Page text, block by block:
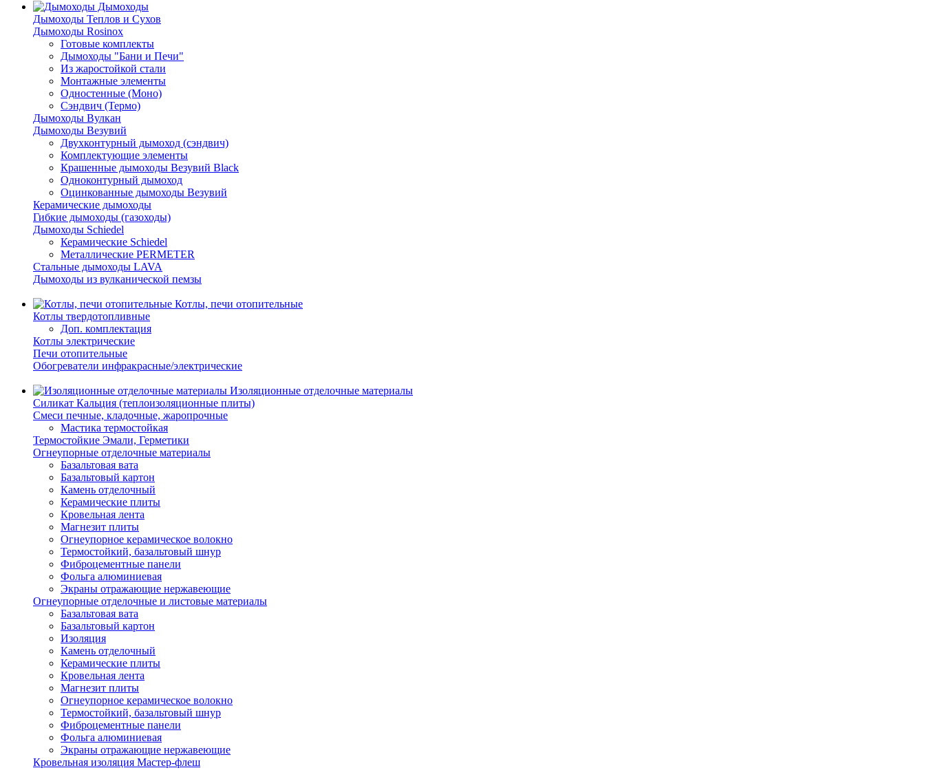
Дымоходы
Дымоходы Теплов и Сухов
Дымоходы Rosinox
Готовые комплекты
Дымоходы "Бани и Печи"
Из жаростойкой стали
Монтажные элементы
Одностенные (Моно)
Сэндвич (Термо)
Дымоходы Вулкан
Дымоходы Везувий
Двухконтурный дымоход (сэндвич)
Комплектующие элементы
Крашенные дымоходы Везувий Black
Одноконтурный дымоход
Оцинкованные дымоходы Везувий
Керамические дымоходы
Гибкие дымоходы (газоходы)
Дымоходы Schiedel
Керамические Schiedel
Металлические PERMETER
Стальные дымоходы LAVA
Дымоходы из вулканической пемзы
Котлы, печи отопительные
Котлы твердотопливные
Доп. комплектация
Котлы электрические
Печи отопительные
Обогреватели инфракрасные/электрические
Изоляционные отделочные материалы
Силикат Кальция (теплоизоляционные плиты)
Смеси печные, кладочные, жаропрочные
Мастика термостойкая
Термостойкие Эмали, Герметики
Огнеупорные отделочные материалы
Базальтовая вата
Базальтовый картон
Камень отделочный
Керамические плиты
Кровельная лента
Магнезит плиты
Огнеупорное керамическое волокно
Термостойкий, базальтовый шнур
Фиброцементные панели
Фольга алюминиевая
Экраны отражающие нержавеющие
Огнеупорные отделочные и листовые материалы
Базальтовая вата
Базальтовый картон
Изоляция
Камень отделочный
Керамические плиты
Кровельная лента
Магнезит плиты
Огнеупорное керамическое волокно
Термостойкий, базальтовый шнур
Фиброцементные панели
Фольга алюминиевая
Экраны отражающие нержавеющие
Кровельная изоляция Мастер-флеш